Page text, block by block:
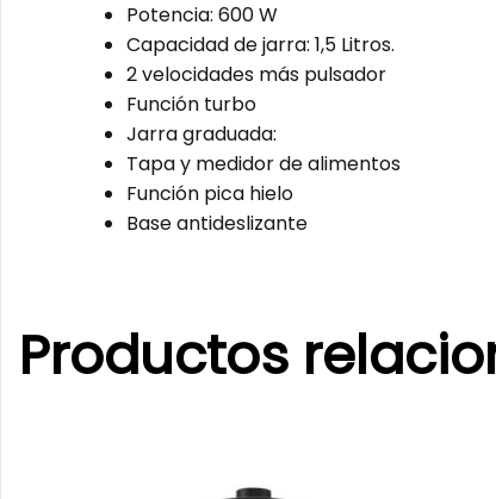
Potencia: 600 W
Capacidad de jarra: 1,5 Litros.
2 velocidades más pulsador
Función turbo
Jarra graduada:
Tapa y medidor de alimentos
Función pica hielo
Base antideslizante
Productos